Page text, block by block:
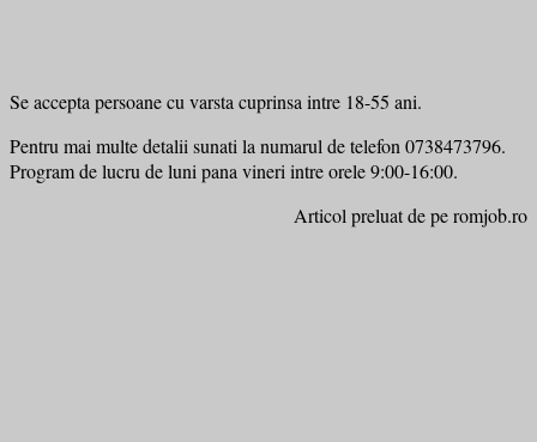
Se accepta persoane cu varsta cuprinsa intre 18-55 ani.
Pentru mai multe detalii sunati la numarul de telefon 0738473796.
Program de lucru de luni pana vineri intre orele 9:00-16:00.
Articol preluat de pe romjob.ro